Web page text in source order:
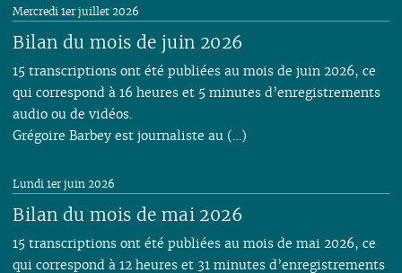
Bilan du mois de juin 2026
Mercredi 1er juillet 2026
15 transcriptions ont été publiées au mois de juin 2026, ce
qui correspond à 16 heures et 5 minutes d’enregistrements
audio ou de vidéos.
Grégoire Barbey est journaliste au (…)
Bilan du mois de mai 2026
Lundi 1er juin 2026
15 transcriptions ont été publiées au mois de mai 2026, ce
qui correspond à 12 heures et 31 minutes d’enregistrements